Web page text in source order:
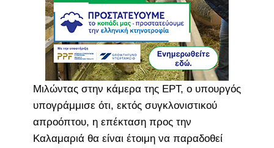
Μιλώντας στην κάμερα της ΕΡΤ, ο υπουργός
υπογράμμισε ότι, εκτός συγκλονιστικού
απροόπτου, η επέκταση προς την
Καλαμαριά θα είναι έτοιμη να παραδοθεί